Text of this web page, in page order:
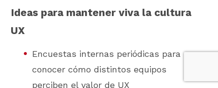
Ideas para mantener viva la cultura
UX
Encuestas internas periódicas para
conocer cómo distintos equipos
perciben el valor de UX